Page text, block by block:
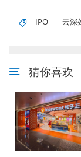
IPO 云深
猜你喜欢